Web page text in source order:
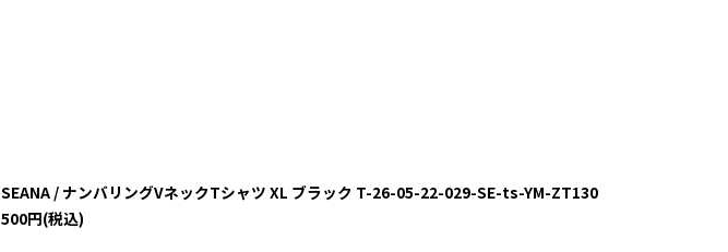
SEANA / ナンバリングVネックTシャツ XL ブラック T-26-05-22-029-SE-ts-YM-ZT130
500円(税込)